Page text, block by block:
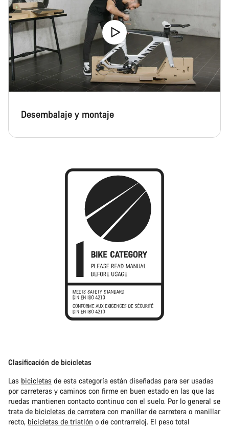
Desembalaje y montaje
Clasificación de bicicletas
Las bicicletas de esta categoría están diseñadas para ser usadas
por carreteras y caminos con firme en buen estado en las que las
ruedas mantienen contacto continuo con el suelo. Por lo general se
trata de bicicletas de carretera con manillar de carretera o manillar
recto, bicicletas de triatlón o de contrarreloj. El peso total